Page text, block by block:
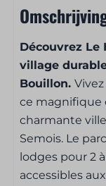
Service
Pain et
Chambre à
3 chambres
Literie inclus
1 x lit double
2 lits
Découvrez Le
village
Bouillon.
ce magnifique
charmante
Semois. Le
lodges pour 2
accessibles